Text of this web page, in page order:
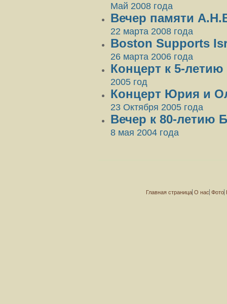
Май 2008 года
Вечер памяти
22 марта 2008 года
Boston Supports
26 марта 2006 года
Концерт к 5-
2005 год
Концерт Юрия и
23 Октября 2005 года
Вечер к 80-летию
8 мая 2004 года
Главная страница О нас Фото